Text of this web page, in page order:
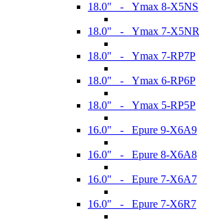
18.0" - Ymax 8-X5NS
18.0" - Ymax 7-X5NR
18.0" - Ymax 7-RP7P
18.0" - Ymax 6-RP6P
18.0" - Ymax 5-RP5P
16.0" - Epure 9-X6A9
16.0" - Epure 8-X6A8
16.0" - Epure 7-X6A7
16.0" - Epure 7-X6R7